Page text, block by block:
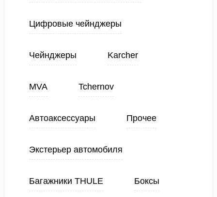
Цифровые чейнджеры
Чейнджеры Karcher
MVA Tchernov
Автоаксессуары Прочее
Экстерьер автомобиля
Багажники THULE Боксы